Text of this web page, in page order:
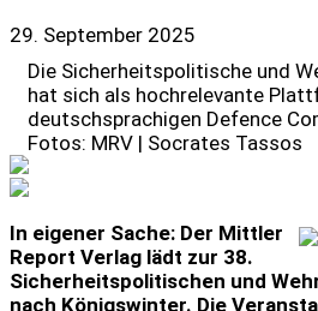
29. September 2025
Die Sicherheitspolitische und
hat sich als hochrelevante
deutschsprachigen Defence
Fotos: MRV | Socrates Tassos
In eigener Sache: Der Mittler
Report Verlag lädt zur 38.
Sicherheitspolitischen und
nach Königswinter. Die